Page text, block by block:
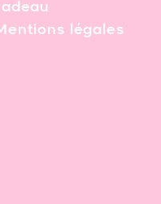
légales